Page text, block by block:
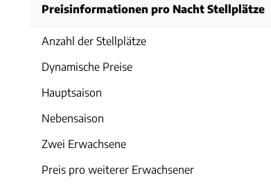
Preisinformationen pro Nacht Stellplätze
Anzahl der Stellplätze
Dynamische Preise
Hauptsaison
Nebensaison
Zwei Erwachsene
Preis pro weiterer Erwachsener